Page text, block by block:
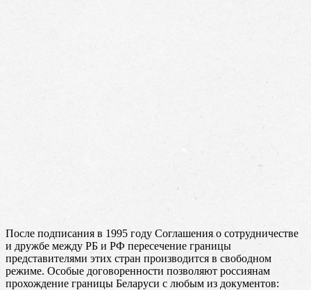
После подписания в 1995 году Соглашения о сотрудничестве
и дружбе между РБ и РФ пересечение границы
представителями этих стран производится в свободном
режиме. Особые договоренности позволяют россиянам
прохождение границы Беларуси с любым из документов: